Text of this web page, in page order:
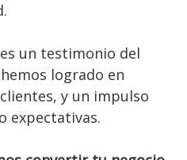
un testimonio del
logrado en
y un impulso
expectativas.